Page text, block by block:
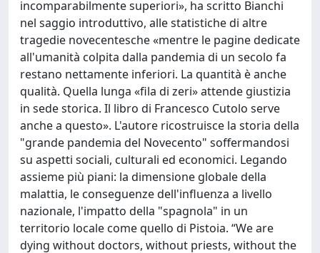
incomparabilmente superiori», ha scritto Bianchi
nel saggio introduttivo, alle statistiche di altre
tragedie novecentesche «mentre le pagine dedicate
all'umanità colpita dalla pandemia di un secolo fa
restano nettamente inferiori. La quantità è anche
qualità. Quella lunga «fila di zeri» attende giustizia
in sede storica. Il libro di Francesco Cutolo serve
anche a questo». L'autore ricostruisce la storia della
"grande pandemia del Novecento" soffermandosi
su aspetti sociali, culturali ed economici. Legando
assieme più piani: la dimensione globale della
malattia, le conseguenze dell'influenza a livello
nazionale, l'impatto della "spagnola" in un
territorio locale come quello di Pistoia. “We are
dying without doctors, without priests, without the